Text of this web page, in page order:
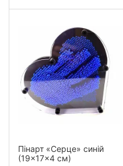
Пінарт «Серце» синій
(19×17×4 см)